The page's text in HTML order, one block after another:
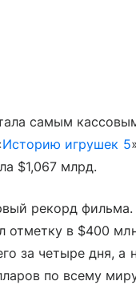
самым
Историю игрушек 5
$1,067 млрд.
рекорд
отметку в $400
за четыре дня, а
по всему